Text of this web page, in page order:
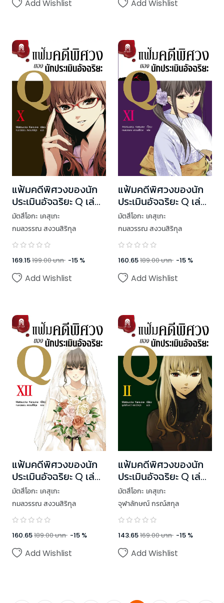
Add Wishlist Add Wishlist
แฟ้มคดีพิศวงของนัก
ประเมินอัจฉริยะ Q เล่ม
10
มัตสึโอกะ เคสุเกะ
กมลวรรณ สงวนสิริกุล
169.15199.00บาท -15 %
Add Wishlist
แฟ้มคดีพิศวงของนัก
ประเมินอัจฉริยะ Q เล่ม
11
มัตสึโอกะ เคสุเกะ
กมลวรรณ สงวนสิริกุล
160.65189.00บาท -15 %
Add Wishlist
แฟ้มคดีพิศวงของนัก
ประเมินอัจฉริยะ Q เล่ม
12
มัตสึโอกะ เคสุเกะ
กมลวรรณ สงวนสิริกุล
160.65189.00บาท -15 %
Add Wishlist
แฟ้มคดีพิศวงของนัก
ประเมินอัจฉริยะ Q เล่ม
2
มัตสึโอกะ เคสุเกะ
จุฬาลักษณ์ กรณ์สกุล
143.65169.00บาท -15 %
Add Wishlist